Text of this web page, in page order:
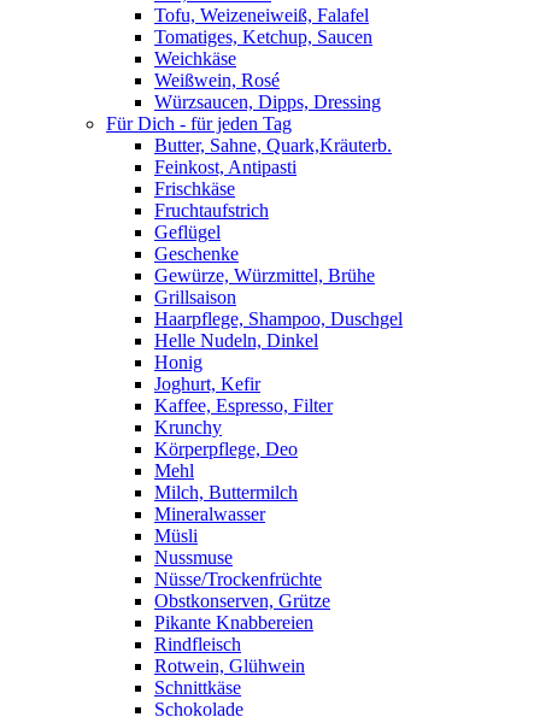
Tofu, Weizeneiweiß, Falafel
Tomatiges, Ketchup, Saucen
Weichkäse
Weißwein, Rosé
Würzsaucen, Dipps, Dressing
Für Dich - für jeden Tag
Butter, Sahne, Quark,Kräuterb.
Feinkost, Antipasti
Frischkäse
Fruchtaufstrich
Geflügel
Geschenke
Gewürze, Würzmittel, Brühe
Grillsaison
Haarpflege, Shampoo, Duschgel
Helle Nudeln, Dinkel
Honig
Joghurt, Kefir
Kaffee, Espresso, Filter
Krunchy
Körperpflege, Deo
Mehl
Milch, Buttermilch
Mineralwasser
Müsli
Nussmuse
Nüsse/Trockenfrüchte
Obstkonserven, Grütze
Pikante Knabbereien
Rindfleisch
Rotwein, Glühwein
Schnittkäse
Schokolade